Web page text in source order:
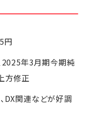
円
2025年3月期今期純
方修正
DX関連などが好調